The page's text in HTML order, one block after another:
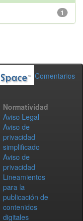
1
Comentarios
Normatividad
Aviso Legal
Aviso de
privacidad
simplificado
Aviso de
privacidad
Lineamientos
para la
publicación de
contenidos
digitales